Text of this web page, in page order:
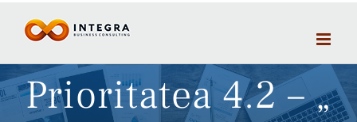
content
Prioritatea 4.2 – „